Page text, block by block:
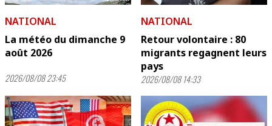
NATIONAL
La météo du dimanche 9
août 2026
2026/08/08 23:45
NATIONAL
Retour volontaire : 80
migrants regagnent leurs
pays
2026/08/08 14:33